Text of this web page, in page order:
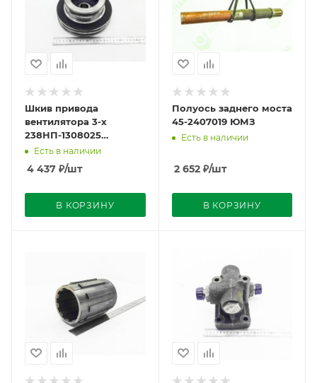
Шкив привода
вентилятора 3-х
238НП-1308025
ЯрМЗ-236НЕ/БЕ
238НД3/4/5
Есть в наличии
4 437 ₽/шт
В КОРЗИНУ
Полуось заднего моста
45-2407019 ЮМЗ
Есть в наличии
2 652₽/шт
В КОРЗИНУ